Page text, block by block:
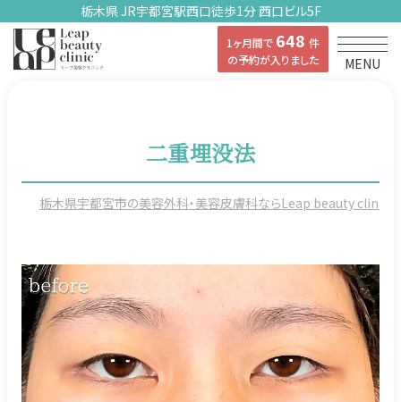
栃木県 JR宇都宮駅西口徒歩1分 西口ビル5F
1ヶ月間で 648 件
の予約が入りました
MENU
二重埋没法
栃木県宇都宮市の美容外科・美容皮膚科ならLeap beauty clinic